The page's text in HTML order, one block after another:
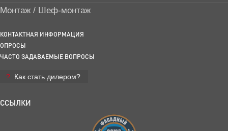
Монтаж / Шеф-монтаж
КОНТАКТНАЯ ИНФОРМАЦИЯ
ОПРОСЫ
ЧАСТО ЗАДАВАЕМЫЕ ВОПРОСЫ
Как стать дилером?
ССЫЛКИ